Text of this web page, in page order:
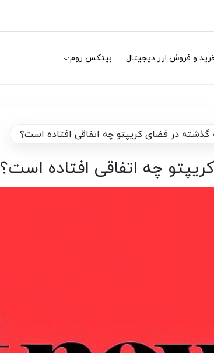
و فروش ارز دیجیتال بیتکس روم
گذشته در فضای کریپتو چه اتفاقی افتاده است؟
چه اتفاقی افتاده است؟